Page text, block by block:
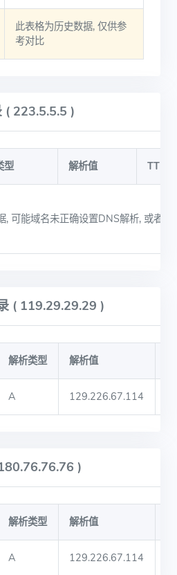
此表格为历史数据, 仅供参
考对比
( 223.5.5.5 )
型 解析值 TTL
, 可能域名未正确设置DNS解析, 或者被
( 119.29.29.29 )
解析类型 解析值
A 129.226.67.114
)
解析类型 解析值
A 129.226.67.114